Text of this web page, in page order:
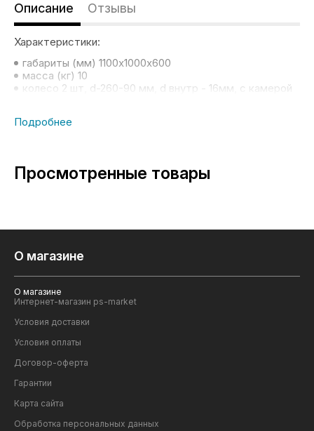
Описание Отзывы
Характеристики:
габариты (мм) 1100х1000х600
масса (кг) 10
колесо 2 шт, d-260-90 мм, d внутр - 16мм, с камерой
Просмотренные товары
О магазине
О магазине
Интернет-магазин ps-market
Условия доставки
Условия оплаты
Договор-оферта
Гарантии
Карта сайта
Обработка персональных данных